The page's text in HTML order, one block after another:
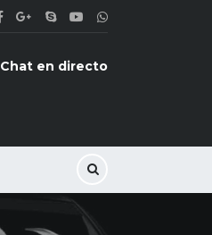
Chat en directo